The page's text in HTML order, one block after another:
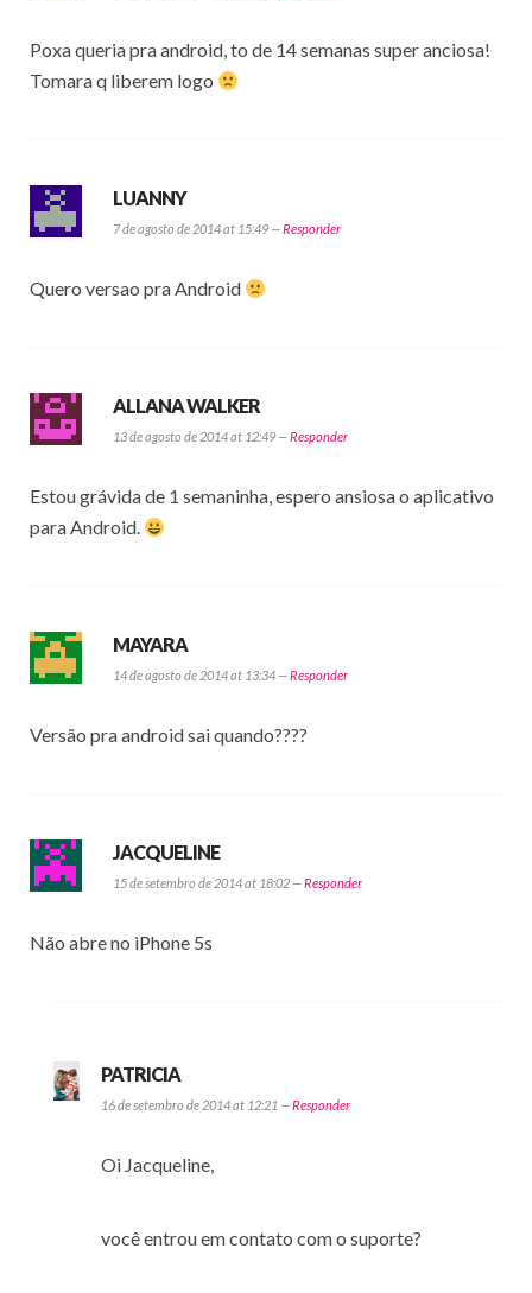
Poxa queria pra android, to de 14 semanas super anciosa!
Tomara q liberem logo
LUANNY
7 de agosto de 2014 at 15:49 —Responder
Quero versao pra Android
ALLANA WALKER
13 de agosto de 2014 at 12:49 —Responder
Estou grávida de 1 semaninha, espero ansiosa o aplicativo
para Android.
MAYARA
14 de agosto de 2014 at 13:34 —Responder
Versão pra android sai quando????
JACQUELINE
15 de setembro de 2014 at 18:02 —Responder
Não abre no iPhone 5s
PATRICIA
16 de setembro de 2014 at 12:21 —Responder
Oi Jacqueline,
você entrou em contato com o suporte?